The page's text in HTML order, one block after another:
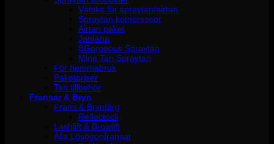
Vätska för spraytan/airtan
Spraytan kompressor
Airtan paket
Jantana
BGorgeous Spraytan
Mine Tan Spraytan
För hemmabruk
Paketpriser
Tan tillbehör
Fransar & Bryn
Frans & Brynfärg
Reflectocil
Lashlift & Browlift
Alla Lösögonfransar